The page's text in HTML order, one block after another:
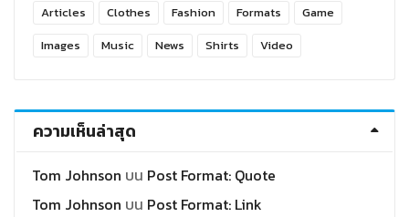
Articles Clothes Fashion Formats
Game
Images
Music News Shirts Video
ความเห็นล่าสุด
Tom Johnson บน Post Format: Quote
Tom Johnson บน Post Format: Link